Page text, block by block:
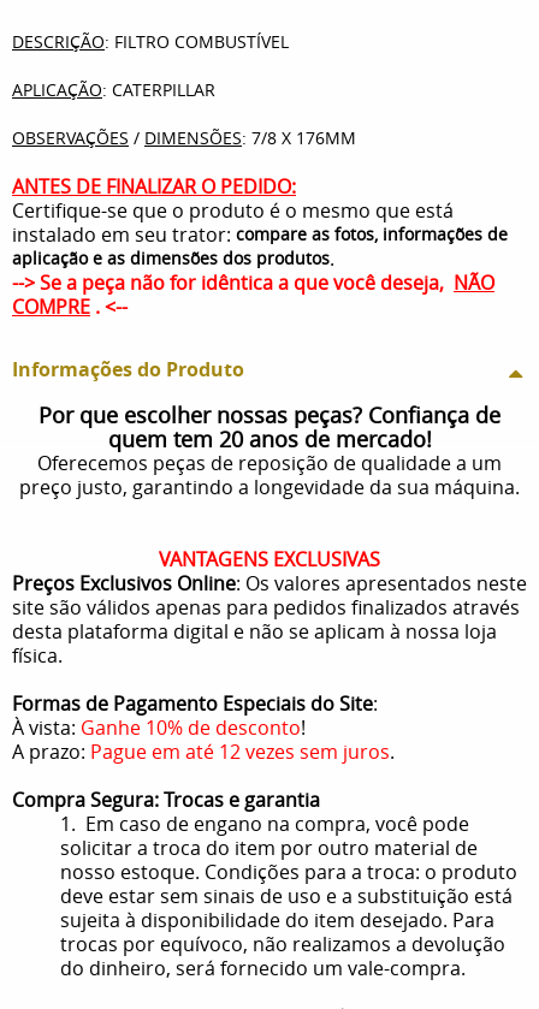
DESCRIÇÃO: FILTRO COMBUSTÍVEL
APLICAÇÃO: CATERPILLAR
OBSERVAÇÕES / DIMENSÕES: 7/8 X 176MM
ANTES DE FINALIZAR O PEDIDO:
Certifique-se que o produto é o mesmo que está
instalado em seu trator: compare as fotos, informações de
aplicação e as dimensões dos produtos.
--> Se a peça não for idêntica a que você deseja, NÃO
COMPRE . <--
Informações do Produto
Por que escolher nossas peças? Confiança de
quem tem 20 anos de mercado!
Oferecemos peças de reposição de qualidade a um
preço justo, garantindo a longevidade da sua máquina.
VANTAGENS EXCLUSIVAS
Preços Exclusivos Online: Os valores apresentados neste
site são válidos apenas para pedidos finalizados através
desta plataforma digital e não se aplicam à nossa loja
física.
Formas de Pagamento Especiais do Site:
À vista: Ganhe 10% de desconto!
A prazo: Pague em até 12 vezes sem juros.
Compra Segura: Trocas e garantia
1. Em caso de engano na compra, você pode
solicitar a troca do item por outro material de
nosso estoque. Condições para a troca: o produto
deve estar sem sinais de uso e a substituição está
sujeita à disponibilidade do item desejado. Para
trocas por equívoco, não realizamos a devolução
do dinheiro, será fornecido um vale-compra.